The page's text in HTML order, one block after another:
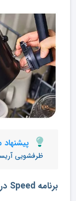
ظرفشویی
برنامه Speed در ماشین ظرفشویی مجیک شف